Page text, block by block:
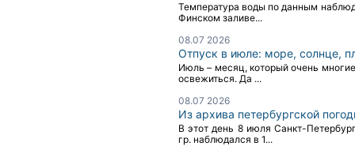
Температура воды по данным
Финском заливе...
08.07 2026
Отпуск в июле: море, солнце,
Июль – месяц, который очень
освежиться. Да ...
08.07 2026
Из архива петербургской
В этот день 8 июля Санкт-
гр. наблюдался в 1...